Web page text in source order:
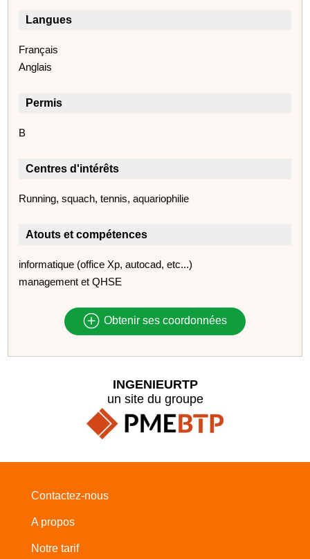
Langues
Français
Anglais
Permis
B
Centres d'intérêts
Running, squach, tennis, aquariophilie
Atouts et compétences
informatique (office Xp, autocad, etc...)
management et QHSE
Obtenir ses coordonnées
INGENIEURTP
un site du groupe
Contactez-nous
A propos
Notre tarif